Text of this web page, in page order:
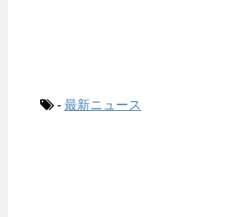
- 最新ニュース